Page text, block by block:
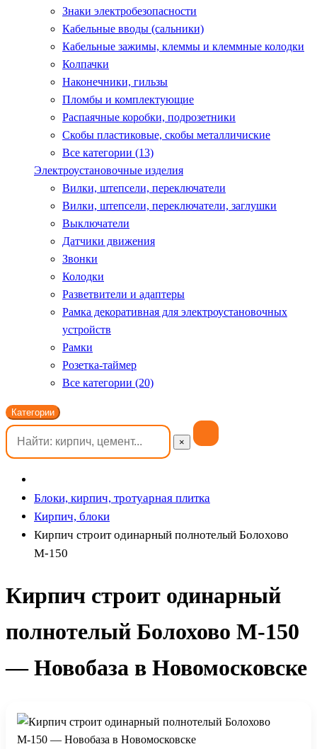
Знаки электробезопасности
Кабельные вводы (сальники)
Кабельные зажимы, клеммы и клеммные колодки
Колпачки
Наконечники, гильзы
Пломбы и комплектующие
Распаячные коробки, подрозетники
Скобы пластиковые, скобы металличиские
Все категории (13)
Электроустановочные изделия
Вилки, штепсели, переключатели
Вилки, штепсели, переключатели, заглушки
Выключатели
Датчики движения
Звонки
Колодки
Разветвители и адаптеры
Рамка декоративная для электроустановочных
устройств
Рамки
Розетка-таймер
Все категории (20)
Категории
×
Блоки, кирпич, тротуарная плитка
Кирпич, блоки
Кирпич строит одинарный полнотелый Болохово
М-150
Кирпич строит одинарный
полнотелый Болохово М-150
— Новобаза в Новомосковске